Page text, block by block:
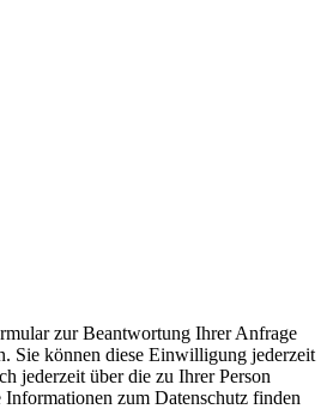
zur Beantwortung Ihrer Anfrage
Sie können diese Einwilligung jederzeit
jederzeit über die zu Ihrer Person
zum Datenschutz finden